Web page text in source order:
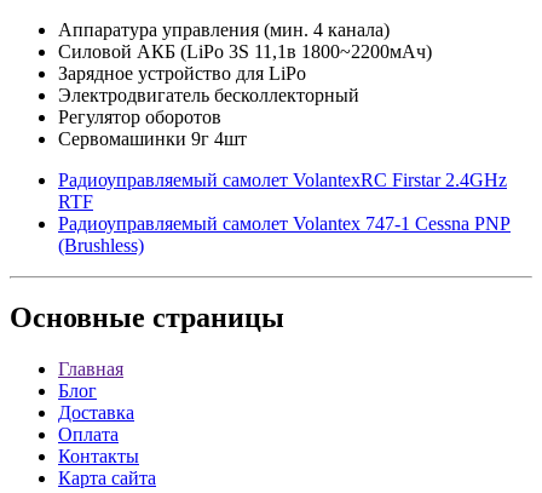
Аппаратура управления (мин. 4 канала)
Силовой АКБ (LiPo 3S 11,1в 1800~2200мАч)
Зарядное устройство для LiPo
Электродвигатель бесколлекторный
Регулятор оборотов
Сервомашинки 9г 4шт
Радиоуправляемый самолет VolantexRC Firstar 2.4GHz
RTF
Радиоуправляемый самолет Volantex 747-1 Cessna PNP
(Brushless)
Основные страницы
Главная
Блог
Доставка
Оплата
Контакты
Карта сайта